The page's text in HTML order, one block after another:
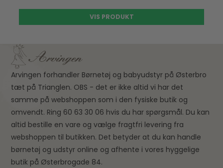
VIS PRODUKT
Arvingen forhandler Børnetøj og babyudstyr på Østerbro
tæt på Trianglen. OBS - det er ikke altid vi har det
samme på webshoppen som i den fysiske butik og
omvendt. Ring 60 63 30 06 hvis du har spørgsmål. Du kan
altid bestille en vare og vælge fragtfri levering fra
webshoppen til butikken. Det betyder at du kan handle
børnetøj og udstyr online og afhente i vores hyggelige
butik på Østerbrogade 84.